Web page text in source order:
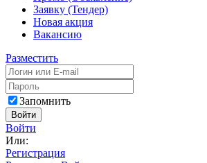
Заявку (Тендер)
Новая акция
Вакансию
Разместить
Запомнить
Войти
Войти
Или:
Регистрация